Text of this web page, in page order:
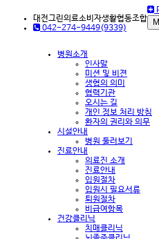
대전그린의료소비자생활협동조합
042-274-9449(9339)
병원소개
인사말
미션 및 비젼
생협의 의미
협력기관
오시는 길
개인 정보 처리 방침
환자의 권리와 의무
시설안내
병원 둘러보기
진료안내
의료진 소개
진료안내
입원절차
입원시 필요서류
퇴원절차
비급여항목
건강클리닉
치매클리닉